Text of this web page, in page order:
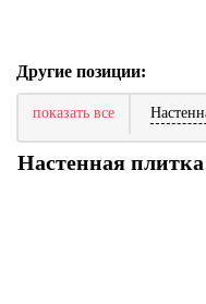
Другие позиции:
показать все
Настенная